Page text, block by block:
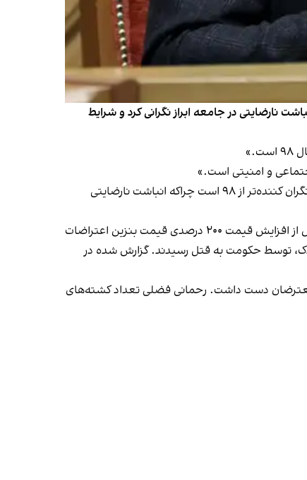
در هشدار به دولت مسعود پزشکیان از انباشت نارضایتی در جامعه ابراز نگرانی کرد و شرایط
وزیر کشور دولت روحانی در سال ۹۸، افزود: «اگر از من بپرسند بستر برای افزایش قیمت بنزین آماده است یا خیر، می‌گویم خیلی نگران کننده‌تر از ۹۸ است چراکه انباشت نارضایتی
آنچه رحمانی فضلی از آن با عنوان «تجربیات سال ۹۸» یاد می‌کند، کشتار بی‌سابقه شهروندان در آبان خونین سال ۱۳۹۸ است. پس از افزایش قیمت ۲۰۰ درصدی قیمت بنزین اعتراضات
که طی آن بنابر گزارش خبرگزاری رویترز یک‌هزار و ۵۰۰ نفر، از جمله زن و کودک، توسط حکومت به قتل رسیدند. گزارش شده در
معترضان دست داشت. رحمانی فضلی تعداد کشته‌های